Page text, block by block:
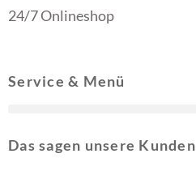
24/7 Onlineshop
Service & Menü
Das sagen unsere Kunden